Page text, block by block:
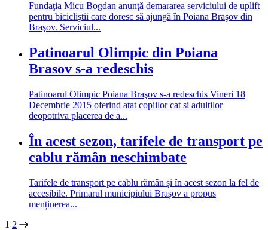
Fundaţia Micu Bogdan anunţă demararea serviciului de uplift
pentru bicicliştii care doresc să ajungă în Poiana Braşov din
Braşov. Serviciul...
Patinoarul Olimpic din Poiana
Brasov s-a redeschis
Patinoarul Olimpic Poiana Braşov s-a redeschis Vineri 18
Decembrie 2015 oferind atat copiilor cat si adultilor
deopotriva placerea de a...
În acest sezon, tarifele de transport pe
cablu rămân neschimbate
Tarifele de transport pe cablu rămân și în acest sezon la fel de
accesibile. Primarul municipiului Brașov a propus
menținerea...
1 2